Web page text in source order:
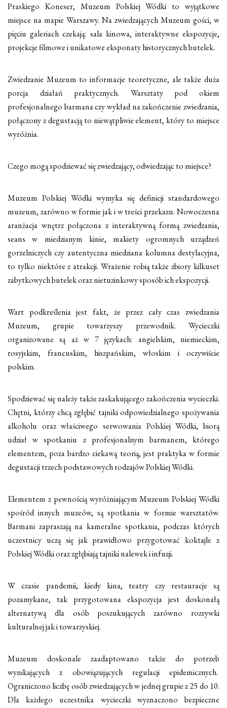
Praskiego Koneser, Muzeum Polskiej Wódki to wyjątkowe
miejsce na mapie Warszawy. Na zwiedzających Muzeum gości, w
pięciu galeriach czekają: sala kinowa, interaktywne ekspozycje,
projekcje filmowe i unikatowe eksponaty historycznych butelek.
Zwiedzanie Muzeum to informacje teoretyczne, ale także duża
porcja działań praktycznych. Warsztaty pod okiem
profesjonalnego barmana czy wykład na zakończenie zwiedzania,
połączony z degustacją to niewątpliwie element, który to miejsce
wyróżnia.
Czego mogą spodziewać się zwiedzający, odwiedzając to miejsce?
Muzeum Polskiej Wódki wymyka się definicji standardowego
muzeum, zarówno w formie jak i w treści przekazu. Nowoczesna
aranżacja wnętrz połączona z interaktywną formą zwiedzania,
seans w miedzianym kinie, makiety ogromnych urządzeń
gorzelniczych czy autentyczna miedziana kolumna destylacyjna,
to tylko niektóre z atrakcji. Wrażenie robią także zbiory kilkuset
zabytkowych butelek oraz nietuzinkowy sposób ich ekspozycji.
Wart podkreślenia jest fakt, że przez cały czas zwiedzania
Muzeum, grupie towarzyszy przewodnik. Wycieczki
organizowane są aż w 7 językach: angielskim, niemieckim,
rosyjskim, francuskim, hiszpańskim, włoskim i oczywiście
polskim.
Spodziewać się należy także zaskakującego zakończenia wycieczki.
Chętni, którzy chcą zgłębić tajniki odpowiedzialnego spożywania
alkoholu oraz właściwego serwowania Polskiej Wódki, biorą
udział w spotkaniu z profesjonalnym barmanem, którego
elementem, poza bardzo ciekawą teorią, jest praktyka w formie
degustacji trzech podstawowych rodzajów Polskiej Wódki.
Elementem z pewnością wyróżniającym Muzeum Polskiej Wódki
spośród innych muzeów, są spotkania w formie warsztatów.
Barmani zapraszają na kameralne spotkania, podczas których
uczestnicy uczą się jak prawidłowo przygotować koktajle z
Polskiej Wódki oraz zgłębiają tajniki nalewek i infuzji.
W czasie pandemii, kiedy kina, teatry czy restauracje są
pozamykane, tak przygotowana ekspozycja jest doskonałą
alternatywą dla osób poszukujących zarówno rozrywki
kulturalnej jak i towarzyskiej.
Muzeum doskonale zaadaptowano także do potrzeb
wynikających z obowiązujących regulacji epidemicznych.
Ograniczono liczbę osób zwiedzających w jednej grupie z 25 do 10.
Dla każdego uczestnika wycieczki wyznaczono bezpieczne